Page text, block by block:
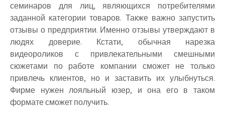
семинаров для лиц, являющихся потребителями
заданной категории товаров. Также важно запустить
отзывы о предприятии. Именно отзывы утверждают в
людях доверие. Кстати, обычная нарезка
видеороликов с привлекательными смешными
сюжетами по работе компании сможет не только
привлечь клиентов, но и заставить их улыбнуться.
Фирме нужен лояльный юзер, и она его в таком
формате сможет получить.